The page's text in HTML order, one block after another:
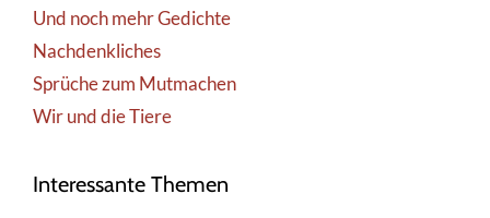
Und noch mehr Gedichte
Nachdenkliches
Sprüche zum Mutmachen
Wir und die Tiere
Interessante Themen